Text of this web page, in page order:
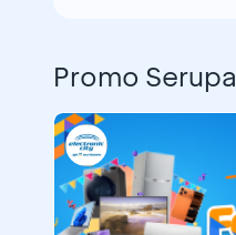
Promo Serupa